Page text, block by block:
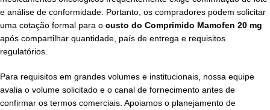
e análise de conformidade. Portanto, os compradores podem solicitar
uma cotação formal para o custo do Comprimido Mamofen 20 mg
após compartilhar quantidade, país de entrega e requisitos
regulatórios.
Para requisitos em grandes volumes e institucionais, nossa equipe
avalia o volume solicitado e o canal de fornecimento antes de
confirmar os termos comerciais. Apoiamos o planejamento de